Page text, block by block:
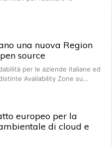
una nuova Region
source
per le aziende italiane ed
Availability Zone su…
europeo per la
di cloud e